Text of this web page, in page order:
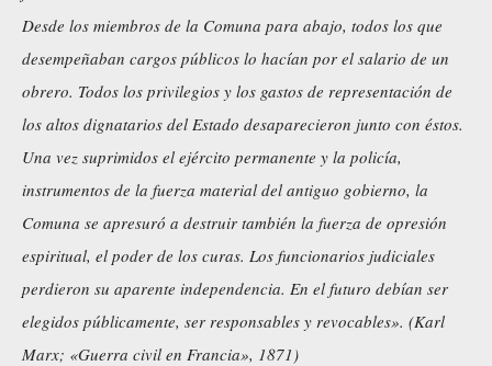
Desde los miembros de la Comuna para abajo, todos los que
desempeñaban cargos públicos lo hacían por el salario de un
obrero. Todos los privilegios y los gastos de representación de
los altos dignatarios del Estado desaparecieron junto con éstos.
Una vez suprimidos el ejército permanente y la policía,
instrumentos de la fuerza material del antiguo gobierno, la
Comuna se apresuró a destruir también la fuerza de opresión
espiritual, el poder de los curas. Los funcionarios judiciales
perdieron su aparente independencia. En el futuro debían ser
elegidos públicamente, ser responsables y revocables». (Karl
Marx; «Guerra civil en Francia», 1871)